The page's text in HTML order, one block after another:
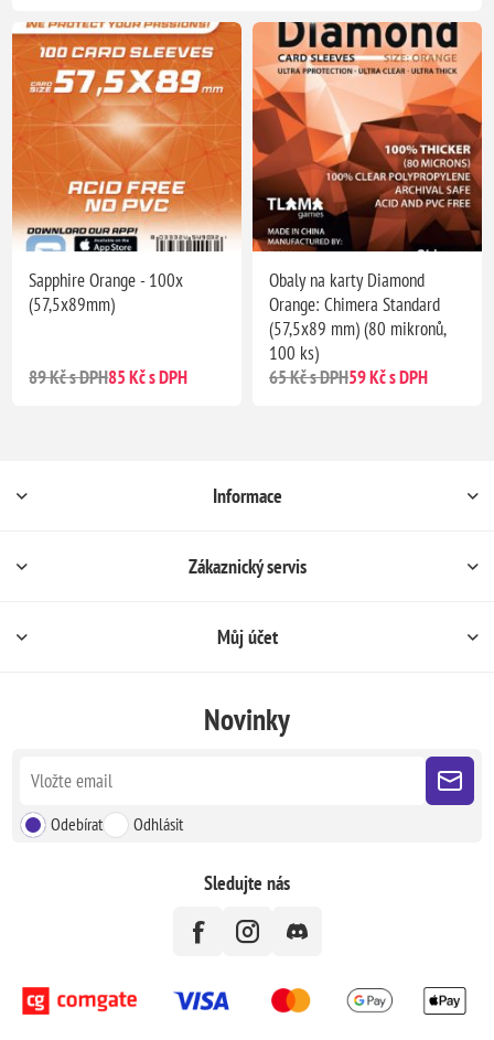
Sapphire Orange - 100x
(57,5x89mm)
89 Kč s DPH85 Kč s DPH
Obaly na karty Diamond
Orange: Chimera Standard
(57,5x89 mm) (80 mikronů,
100 ks)
65 Kč s DPH59 Kč s DPH
Informace
Zákaznický servis
Můj účet
Novinky
Odebírat Odhlásit
Sledujte nás